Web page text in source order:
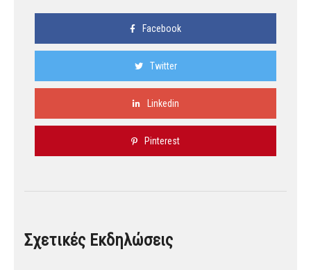
Facebook
Twitter
Linkedin
Pinterest
Σχετικές Εκδηλώσεις